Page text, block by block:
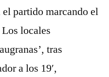
el partido marcando el
locales
tras
a los 19′,